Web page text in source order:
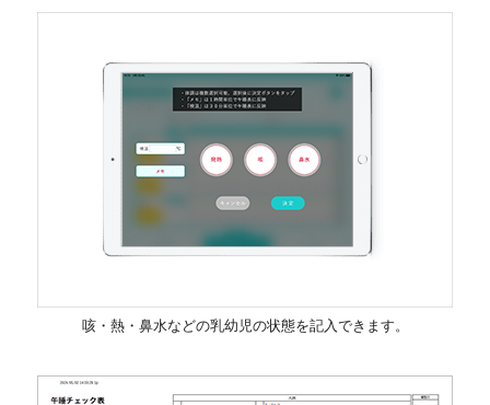
咳・熱・鼻水などの乳幼児の状態を記入できます。